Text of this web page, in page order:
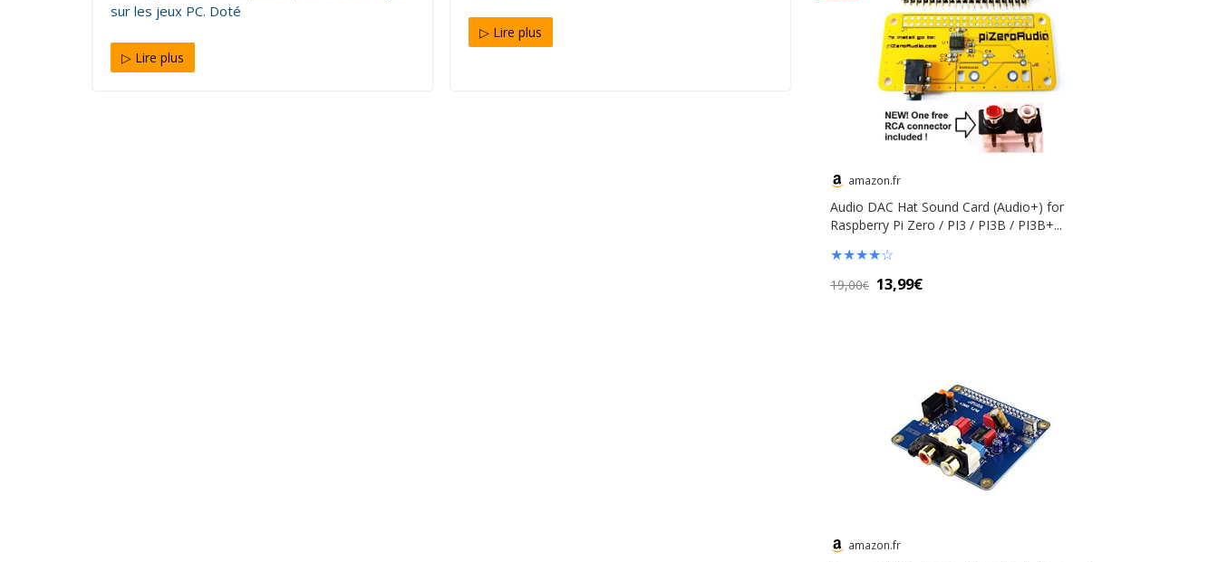
sur les jeux PC. Doté
▷ Lire plus
▷ Lire plus
amazon.fr
Audio DAC Hat Sound Card (Audio+) for
Raspberry Pi Zero / PI3 / PI3B / PI3B+...
★★★★☆
19,00€ 13,99€
amazon.fr